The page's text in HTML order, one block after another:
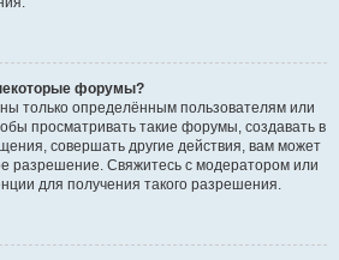
форумы?
только определённым пользователям или
просматривать такие форумы, создавать в
совершать другие действия, вам может
разрешение. Свяжитесь с модератором или
для получения такого разрешения.